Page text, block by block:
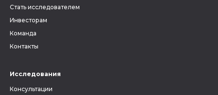
Стать исследователем
Инвесторам
Команда
Контакты
Исследования
Консультации